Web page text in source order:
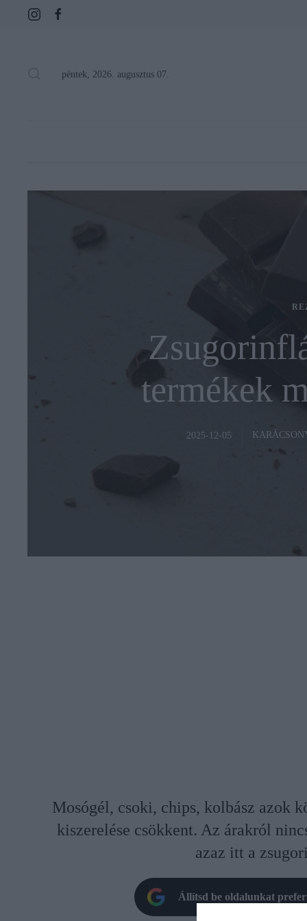
péntek, 2026. augusztus 07.
termékek
2025-12-05
Mosógél, csoki, chips, kolbász azok
kiszerelése csökkent. Az árakról
azaz itt a
Állítsd be oldalunkat